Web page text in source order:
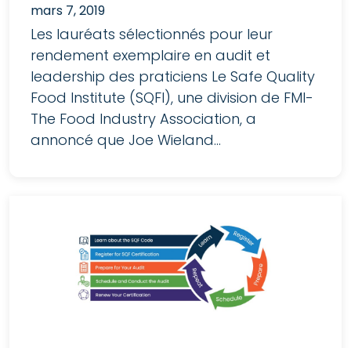
mars 7, 2019
Les lauréats sélectionnés pour leur
rendement exemplaire en audit et
leadership des praticiens Le Safe Quality
Food Institute (SQFI), une division de FMI-
The Food Industry Association, a
annoncé que Joe Wieland...